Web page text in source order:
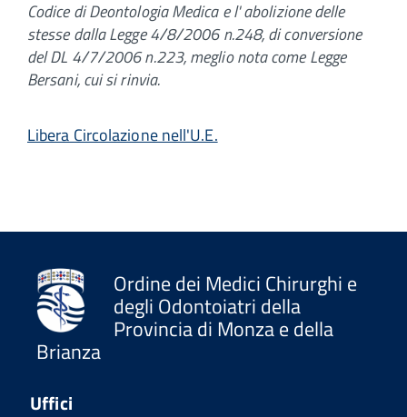
Codice di Deontologia Medica e l' abolizione delle
stesse dalla Legge 4/8/2006 n.248, di conversione
del DL 4/7/2006 n.223, meglio nota come Legge
Bersani, cui si rinvia.
Libera Circolazione nell'U.E.
Ordine dei Medici Chirurghi e
degli Odontoiatri della
Provincia di Monza e della
Brianza
Uffici